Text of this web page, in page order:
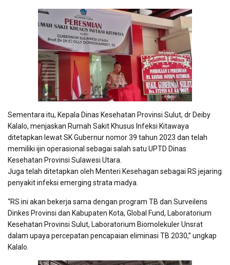
Sementara itu, Kepala Dinas Kesehatan Provinsi Sulut, dr Deiby
Kalalo, menjaskan Rumah Sakit Khusus Infeksi Kitawaya
ditetapkan lewat SK Gubernur nomor 39 tahun 2023 dan telah
memiliki ijin operasional sebagai salah satu UPTD Dinas
Kesehatan Provinsi Sulawesi Utara.
Juga telah ditetapkan oleh Menteri Kesehagan sebagai RS jejaring
penyakit infeksi emerging strata madya.
“RS ini akan bekerja sama dengan program TB dan Surveilens
Dinkes Provinsi dan Kabupaten Kota, Global Fund, Laboratorium
Kesehatan Provinsi Sulut, Laboratorium Biomolekuler Unsrat
dalam upaya percepatan pencapaian eliminasi TB 2030,” ungkap
Kalalo.